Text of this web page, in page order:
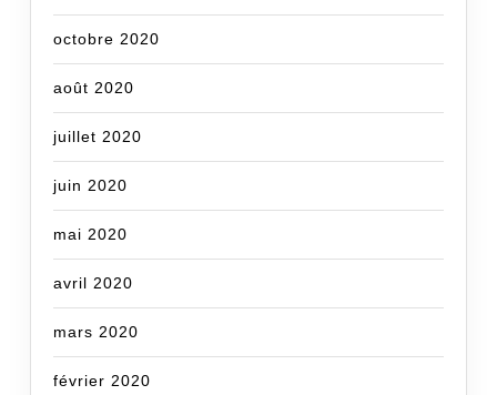
octobre 2020
août 2020
juillet 2020
juin 2020
mai 2020
avril 2020
mars 2020
février 2020